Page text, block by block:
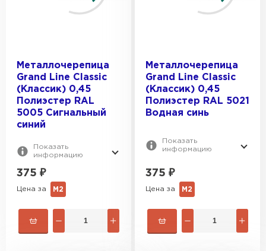
3.72
Металлочерепица
Grand Line Classic
(Классик) 0,45
Полиэстер RAL
5005 Сигнальный
синий
Показать
информацию
375 ₽
Цена за М2
Металлочерепица
Grand Line Classic
(Классик) 0,45
Полиэстер RAL 5021
Водная синь
Показать
информацию
375 ₽
Цена за М2